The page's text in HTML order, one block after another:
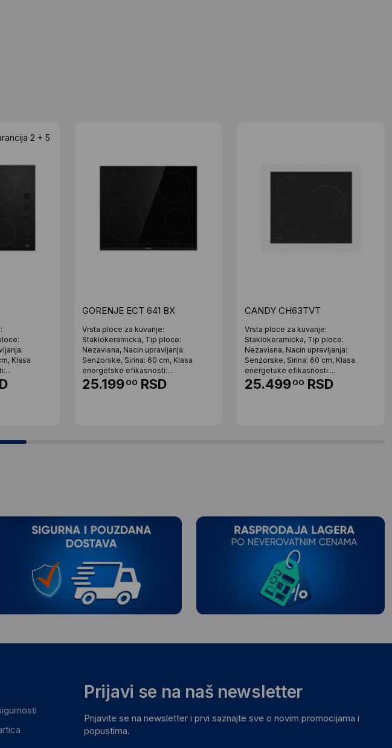
Klasa
GORENJE ECT 641 BX
Vrsta ploce za kuvanje:
Staklokeramicka, Tip ploce:
Nezavisna, Nacin upravljanja:
Senzorske, Sirina: 60 cm, Klasa
energetske efikasnosti:...
25.19900 RSD
CANDY CH63TVT
Vrsta ploce za kuvanje:
Staklokeramicka, Tip ploce:
Nezavisna, Nacin upravljanja:
Senzorske, Sirina: 60 cm, Klasa
energetske efikasnosti:...
25.49900 RSD
Prijavi se na naš newsletter
Prijavite se na newsletter i prvi saznajte sve o novim promocijama i
popustima.